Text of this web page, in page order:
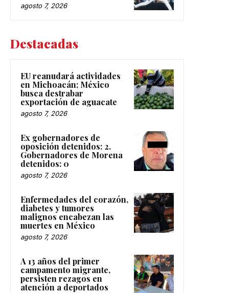
agosto 7, 2026
Destacadas
EU reanudará actividades
en Michoacán; México
busca destrabar
exportación de aguacate
agosto 7, 2026
Ex gobernadores de
oposición detenidos: 2.
Gobernadores de Morena
detenidos: 0
agosto 7, 2026
Enfermedades del corazón,
diabetes y tumores
malignos encabezan las
muertes en México
agosto 7, 2026
A 13 años del primer
campamento migrante,
persisten rezagos en
atención a deportados